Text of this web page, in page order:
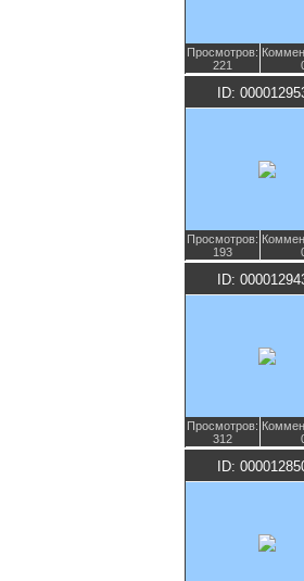
Просмотров:
221
ID:
Просмотров:
193
ID:
Просмотров:
312
ID: